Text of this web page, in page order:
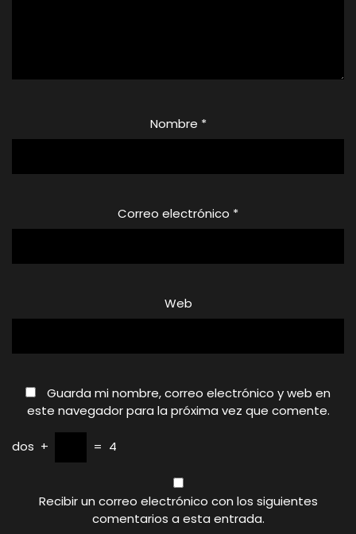
Nombre *
Correo electrónico *
Web
Guarda mi nombre, correo electrónico y web en
este navegador para la próxima vez que comente.
dos + = 4
Recibir un correo electrónico con los siguientes
comentarios a esta entrada.